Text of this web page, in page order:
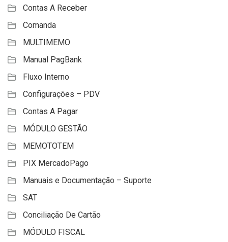
Contas A Receber
Comanda
MULTIMEMO
Manual PagBank
Fluxo Interno
Configurações – PDV
Contas A Pagar
MÓDULO GESTÃO
MEMOTOTEM
PIX MercadoPago
Manuais e Documentação – Suporte
SAT
Conciliação De Cartão
MÓDULO FISCAL